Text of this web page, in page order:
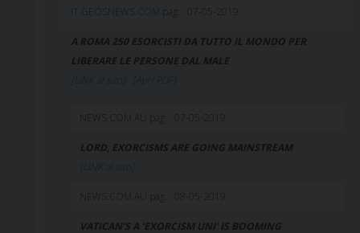
IT.GEOSNEWS.COM pag. · 07-05-2019
A ROMA 250 ESORCISTI DA TUTTO IL MONDO PER
LIBERARE LE PERSONE DAL MALE
[LINK al sito]
[Apri PDF]
NEWS.COM.AU pag. · 07-05-2019
LORD, EXORCISMS ARE GOING MAINSTREAM
[LINK al sito]
NEWS.COM.AU pag. · 08-05-2019
VATICAN’S A ‘EXORCISM UNI’ IS BOOMING